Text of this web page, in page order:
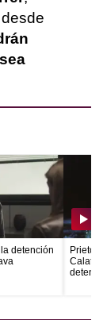
detención
Prieto